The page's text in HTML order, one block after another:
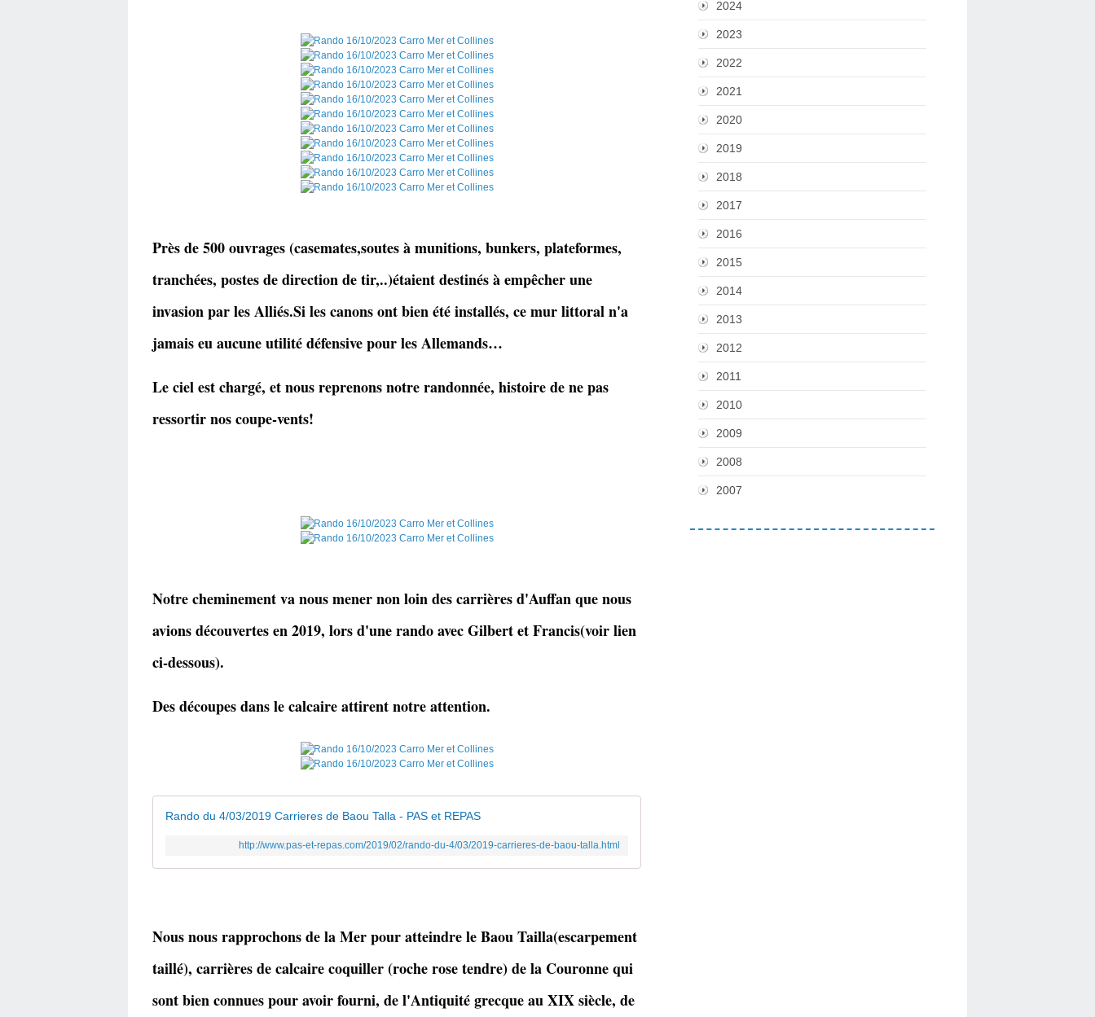
Près de 500 ouvrages (casemates,soutes à munitions, bunkers, plateformes,
tranchées, postes de direction de tir,..)étaient destinés à empêcher une
invasion par les Alliés.Si les canons ont bien été installés, ce mur littoral n'a
jamais eu aucune utilité défensive pour les Allemands…
Le ciel est chargé, et nous reprenons notre randonnée, histoire de ne pas
ressortir nos coupe-vents!
Notre cheminement va nous mener non loin des carrières d'Auffan que nous
avions découvertes en 2019, lors d'une rando avec Gilbert et Francis(voir lien
ci-dessous).
Des découpes dans le calcaire attirent notre attention.
Rando du 4/03/2019 Carrieres de Baou Talla - PAS et REPAS
http://www.pas-et-repas.com/2019/02/rando-du-4/03/2019-carrieres-de-baou-talla.html
Nous nous rapprochons de la Mer pour atteindre le Baou Tailla(escarpement
taillé), carrières de calcaire coquiller (roche rose tendre) de la Couronne qui
sont bien connues pour avoir fourni, de l'Antiquité grecque au XIX siècle, de
2024
2023
2022
2021
2020
2019
2018
2017
2016
2015
2014
2013
2012
2011
2010
2009
2008
2007